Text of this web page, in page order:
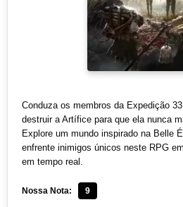
Conduza os membros da Expedição
destruir a Artífice para que ela nunca
Explore um mundo inspirado na Belle
enfrente inimigos únicos neste RPG
em tempo real.
Nossa Nota: 9